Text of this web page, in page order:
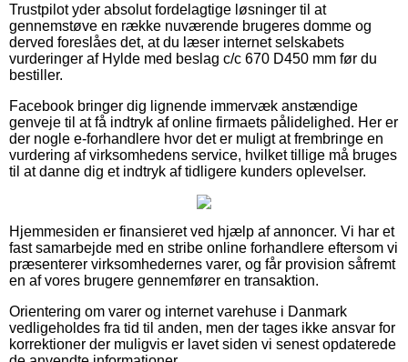
Trustpilot yder absolut fordelagtige løsninger til at
gennemstøve en række nuværende brugeres domme og
derved foreslåes det, at du læser internet selskabets
vurderinger af Hylde med beslag c/c 670 D450 mm før du
bestiller.
Facebook bringer dig lignende immervæk anstændige
genveje til at få indtryk af online firmaets pålidelighed. Her er
der nogle e-forhandlere hvor det er muligt at frembringe en
vurdering af virksomhedens service, hvilket tillige må bruges
til at danne dig et indtryk af tidligere kunders oplevelser.
Hjemmesiden er finansieret ved hjælp af annoncer. Vi har et
fast samarbejde med en stribe online forhandlere eftersom vi
præsenterer virksomhedernes varer, og får provision såfremt
en af vores brugere gennemfører en transaktion.
Orientering om varer og internet varehuse i Danmark
vedligeholdes fra tid til anden, men der tages ikke ansvar for
korrektioner der muligvis er lavet siden vi senest opdaterede